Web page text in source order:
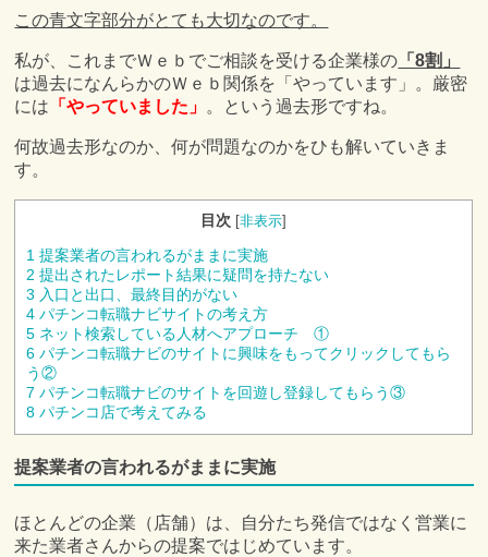
この青文字部分がとても大切なのです。
私が、これまでＷｅｂでご相談を受ける企業様の 「8割」
は過去になんらかのＷｅｂ関係を「やっています」。厳密
には 「やっていました」 。という過去形ですね。
何故過去形なのか、何が問題なのかをひも解いていきま
す。
目次 [非表示
1 提案業者の言われるがままに実施
2 提出されたレポート結果に疑問を持たない
3 入口と出口、最終目的がない
4 パチンコ転職ナビサイトの考え方
5 ネット検索している人材へアプローチ ①
6 パチンコ転職ナビのサイトに興味をもってクリックしてもら
う②
7 パチンコ転職ナビのサイトを回遊し登録してもらう③
8 パチンコ店で考えてみる
提案業者の言われるがままに実施
ほとんどの企業（店舗）は、自分たち発信ではなく営業に
来た業者さんからの提案ではじめています。